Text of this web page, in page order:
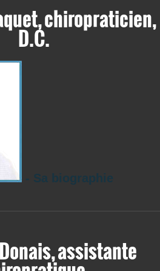
chiropraticien,
D.C.
- Sa biographie
assistante